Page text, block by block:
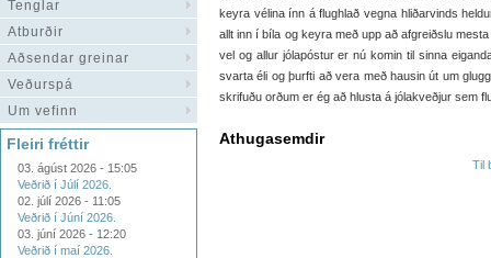
Tenglar
Atburðir
Aðsendar greinar
Veðurspá
Um vefinn
Fleiri fréttir
03. ágúst 2026 - 15:05
Veðrið í Júlí 2026.
02. júlí 2026 - 11:05
Veðrið í Júní 2026.
03. júní 2026 - 12:20
Veðrið í maí 2026.
keyra vélina ínn á flughlað vegna hliðarvinds
allt inn í bíla og keyra með upp að afgreiðslu
vel og allur jólapóstur er nú komin til sinna
svarta éli og þurfti að vera með hausin út um
skrifuðu orðum er ég að hlusta á jólakveðjur sem
Athugasemdir
Til